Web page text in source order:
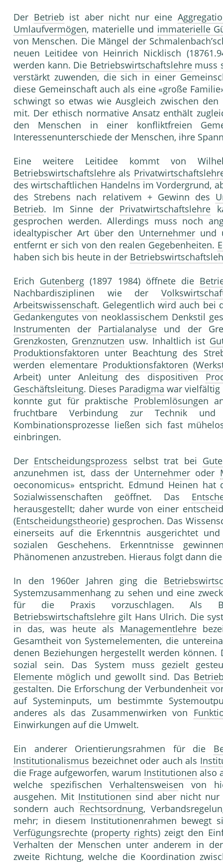
Der Betrieb ist aber nicht nur eine
Umlaufvermögen, materielle und immaterielle
von Menschen. Die Mängel der
neuen Leitidee von Heinrich Nicklisch
werden kann. Die Betriebswirtschaftslehremuss
verstärkt zuwenden, die sich in einer
diese Gemeinschaft auch als eine «große
schwingt so etwas wie Ausgleich zwischen
mit. Der ethisch normative Ansatz enthält
den Menschen in einer konfliktfreien
Interessenunterschiede der Menschen, ihre
Eine weitere Leitidee kommt von
Betriebswirtschaftslehre als
des wirtschaftlichen Handelns im Vordergrund,
des Strebens nach relativem + Gewinn des
Betrieb. Im Sinne der Privatwirtschaftslehre
gesprochen werden. Allerdings muss noch
idealtypischer Art über den Unternehmer und
entfernt er sich von den realen Gegebenheiten.
haben sich bis heute in der
Erich Gutenberg (1897 1984) öffnete die
Nachbardisziplinen wie der
Arbeitswissenschaft. Gelegentlich wird auch bei
Gedankengutes von neoklassischem Denkstil
Instrumenten der Partialanalyse und der
Grenzkosten, Grenznutzen usw. Inhaltlich ist
Produktionsfaktoren unter Beachtung des
werden elementare Produktionsfaktoren (
Arbeit) unter Anleitung des dispositiven
Geschäftsleitung. Dieses Paradigma war
konnte gut für praktische Problemlösungen
fruchtbare Verbindung zur Technik
Kombinationsprozesse ließen sich fast
einbringen.
Der Entscheidungsprozess selbst trat bei
anzunehmen ist, dass der Unternehmer oder
oeconomicus» entspricht. Edmund Heinen
Sozialwissenschaften geöffnet. Das
herausgestellt; daher wurde von einer
(Entscheidungstheorie) gesprochen. Das
einerseits auf die Erkenntnis ausgerichtet
sozialen Geschehens. Erkenntnisse
Phänomenen anzustreben. Hieraus folgt dann
In den 1960er Jahren ging die
Systemzusammenhang zu sehen und eine
für die Praxis vorzuschlagen. Als
Betriebswirtschaftslehre gilt Hans Ulrich. Die
in das, was heute als Managementlehre
Gesamtheit von Systemelementen, die
denen Beziehungen hergestellt werden können.
sozial sein. Das System muss gezielt
Elemente möglich und gewollt sind. Das
gestalten. Die Erforschung der Verbundenheit
auf Systeminputs, um bestimmte
anderes als das Zusammenwirken von
Einwirkungen auf die Umwelt.
Ein anderer Orientierungsrahmen für die
Institutionalismus bezeichnet oder auch als
die Frage aufgeworfen, warum Institutionen also
welche spezifischen Verhaltensweisen von
ausgehen. Mit Institutionen sind aber nicht
sondern auch Rechtsordnung,
mehr; in diesem Institutionenrahmen bewegt
Verfügungsrechte (property rights) zeigt den
Verhalten der Menschen unter anderem in
zweite Richtung, welche die Koordination